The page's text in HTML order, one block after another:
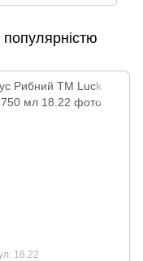
18.22